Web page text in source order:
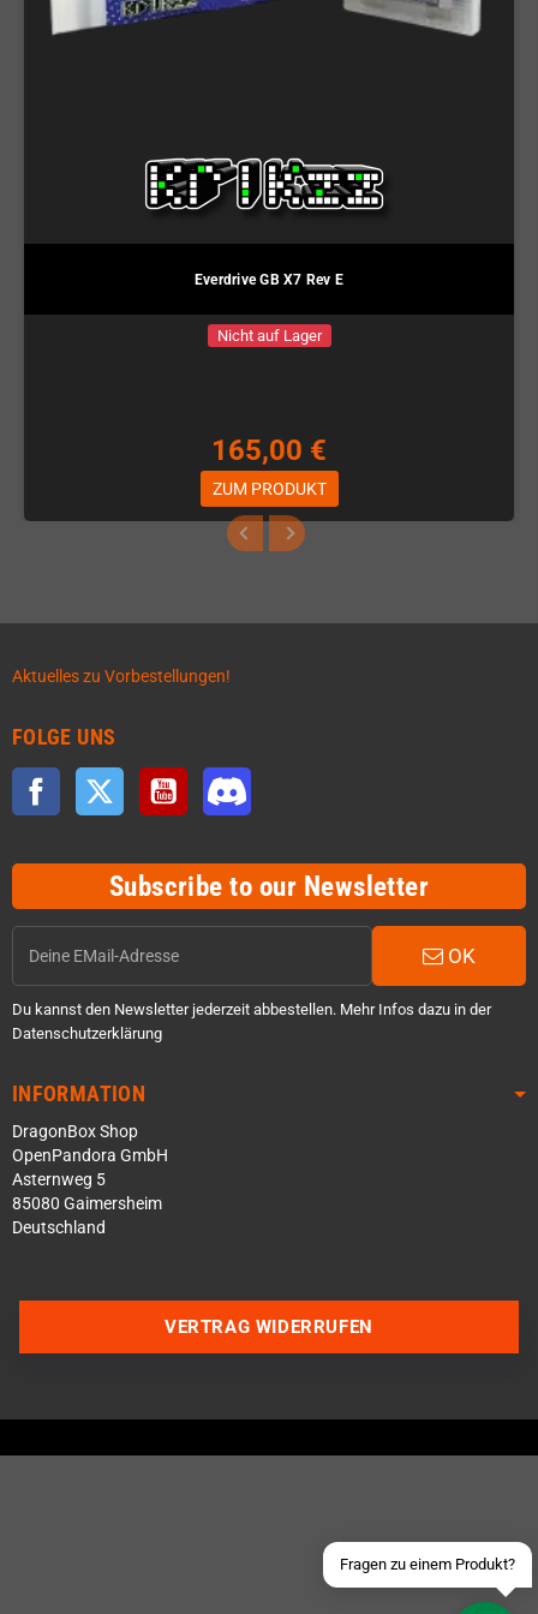
Everdrive GB X7 Rev E
Nicht auf Lager
165,00 €
ZUM PRODUKT
Aktuelles zu Vorbestellungen!
FOLGE UNS
Facebook Twitter YouTube
Subscribe to our Newsletter
OK
Du kannst den Newsletter jederzeit abbestellen. Mehr Infos dazu in der
Datenschutzerklärung
INFORMATION
DragonBox Shop
OpenPandora GmbH
Asternweg 5
85080 Gaimersheim
Deutschland
Fragen zu einem Produkt?
Über WhatsApp schreiben
Schick uns eine eMail
VERTRAG WIDERRUFEN